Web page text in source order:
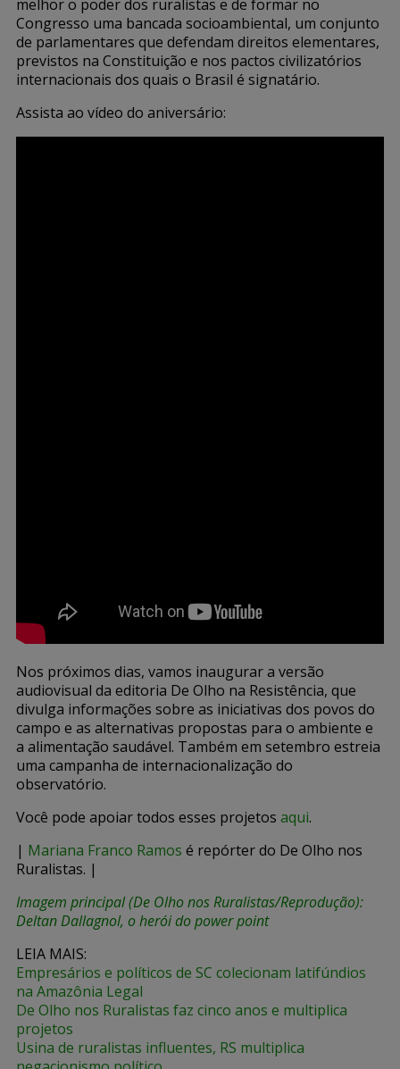
melhor o poder dos ruralistas e de formar no
Congresso uma bancada socioambiental, um conjunto
de parlamentares que defendam direitos elementares,
previstos na Constituição e nos pactos civilizatórios
internacionais dos quais o Brasil é signatário.
Assista ao vídeo do aniversário:
Nos próximos dias, vamos inaugurar a versão
audiovisual da editoria De Olho na Resistência, que
divulga informações sobre as iniciativas dos povos do
campo e as alternativas propostas para o ambiente e
a alimentação saudável. Também em setembro estreia
uma campanha de internacionalização do
observatório.
Você pode apoiar todos esses projetos aqui.
| Mariana Franco Ramos é repórter do De Olho nos
Ruralistas. |
Imagem principal (De Olho nos Ruralistas/Reprodução):
Deltan Dallagnol, o herói do power point
LEIA MAIS:
Empresários e políticos de SC colecionam latifúndios
na Amazônia Legal
De Olho nos Ruralistas faz cinco anos e multiplica
projetos
Usina de ruralistas influentes, RS multiplica